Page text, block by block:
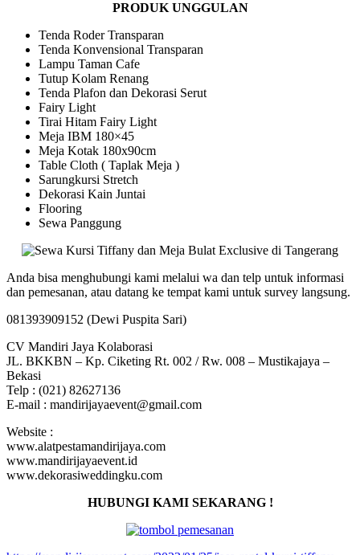
PRODUK UNGGULAN
Tenda Roder Transparan
Tenda Konvensional Transparan
Lampu Taman Cafe
Tutup Kolam Renang
Tenda Plafon dan Dekorasi Serut
Fairy Light
Tirai Hitam Fairy Light
Meja IBM 180×45
Meja Kotak 180x90cm
Table Cloth ( Taplak Meja )
Sarungkursi Stretch
Dekorasi Kain Juntai
Flooring
Sewa Panggung
Anda bisa menghubungi kami melalui wa dan telp untuk informasi
dan pemesanan, atau datang ke tempat kami untuk survey langsung.
081393909152 (Dewi Puspita Sari)
CV Mandiri Jaya Kolaborasi
JL. BKKBN – Kp. Ciketing Rt. 002 / Rw. 008 – Mustikajaya –
Bekasi
Telp : (021) 82627136
E-mail : mandirijayaevent@gmail.com
Website :
www.alatpestamandirijaya.com
www.mandirijayaevent.id
www.dekorasiweddingku.com
HUBUNGI KAMI SEKARANG !